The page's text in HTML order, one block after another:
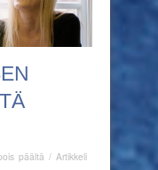
päältä artikkelissa
/ Artikkeli